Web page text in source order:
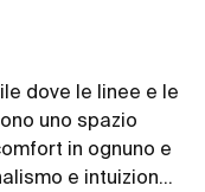
dove le linee e le
uno spazio
in ognuno e
e intuizione